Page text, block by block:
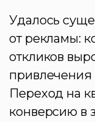
Удалось
от рекламы:
откликов
привлечения
Переход на
конверсию в